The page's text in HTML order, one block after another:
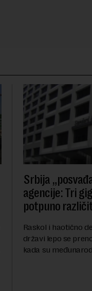
Srbija
agencije: Tri
potpuno
Raskol i haotično
državi lepo se
kada su